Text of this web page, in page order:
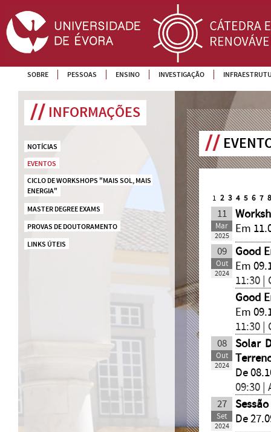
SOBRE PESSOAS ENSINO INVESTIGAÇÃO
INFORMAÇÕES
NOTÍCIAS
EVENTOS
CICLO DE WORKSHOPS "MAIS SOL, MAIS
ENERGIA"
MASTER DEGREE EXAMS
PROVAS DE DOUTORAMENTO
LINKS ÚTEIS
1 2 3 4 5 6 7 8
11
Mar
2025
Em
09
Out
2024
Good
Em
11:30 |
Good
Em
11:30 |
08
Out
2024
Solar
De
09:30 |
27
Set
2024
De